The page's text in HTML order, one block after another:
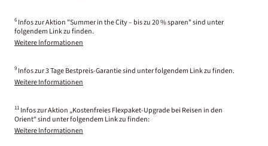
6 Infos zur Aktion "Summer in the City – bis zu 20 % sparen" sind unter
folgendem Link zu finden.
Weitere Informationen
9 Infos zur 3 Tage Bestpreis-Garantie sind unter folgendem Link zu finden.
Weitere Informationen
11 Infos zur Aktion „Kostenfreies Flexpaket-Upgrade bei Reisen in den
Orient“ sind unter folgendem Link zu finden:
Weitere Informationen